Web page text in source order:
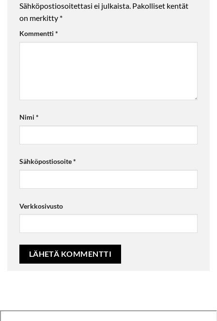
Sähköpostiosoitettasi ei julkaista. Pakolliset kentät
on merkitty *
Kommentti *
Nimi *
Sähköpostiosoite*
Verkkosivusto